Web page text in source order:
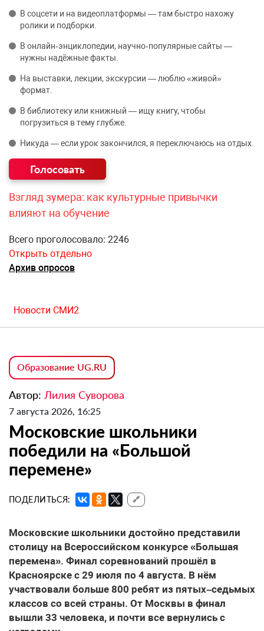
В соцсети и на видеоплатформы — там быстро нахожу
ролики и подборки.
В онлайн‑энциклопедии, научно‑популярные сайты —
нужны надёжные факты.
На выставки, лекции, экскурсии — люблю «живой»
формат.
В библиотеку или книжный — ищу книгу, чтобы
погрузиться в тему глубже.
Никуда — если урок закончился, я переключаюсь на отдых.
Взгляд зумера: как культурные привычки
влияют на обучение
Всего проголосовало: 2246
Открыть отдельно
Архив опросов
Новости СМИ2
Образование UG.RU
Автор: Лилия Суворова
7 августа 2026, 16:25
Московские школьники
победили на «Большой
перемене»
ПОДЕЛИТЬСЯ: 🔗
Московские школьники достойно представили
столицу на Всероссийском конкурсе «Большая
перемена». Финал соревнований прошёл в
Красноярске с 29 июля по 4 августа. В нём
участвовали больше 800 ребят из пятых–седьмых
классов со всей страны. От Москвы в финал
вышли 33 человека, и почти все вернулись с